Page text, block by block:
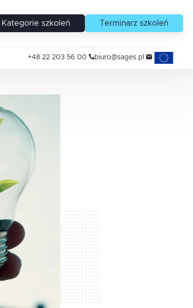
Kategorie szkoleń Terminarz szkoleń
+48 22 203 56 00 biuro@sages.pl Projekty